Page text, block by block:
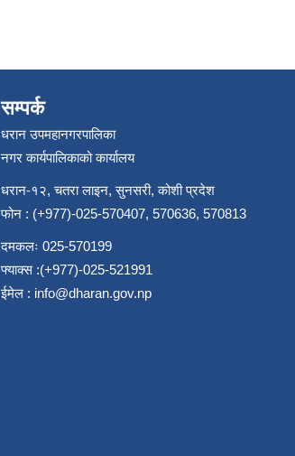
सम्पर्क
धरान उपमहानगरपालिका
नगर कार्यपालिकाको कार्यालय
धरान-१२, चतरा लाइन, सुनसरी, कोशी प्रदेश
फोन : (+977)-025-570407, 570636, 570813
दमकलः 025-570199
फ्याक्स :(+977)-025-521991
ईमेल : info@dharan.gov.np